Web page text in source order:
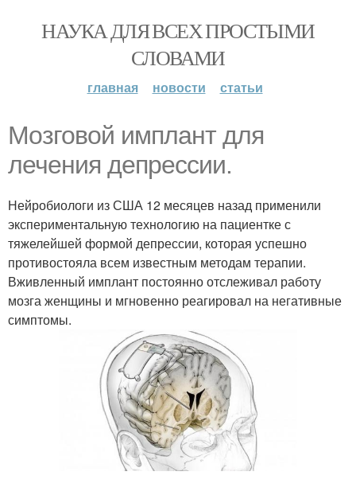
НАУКА ДЛЯ ВСЕХ ПРОСТЫМИ
СЛОВАМИ
главная новости статьи
Мозговой имплант для
лечения депрессии.
Нейробиологи из США 12 месяцев назад применили
экспериментальную технологию на пациентке с
тяжелейшей формой депрессии, которая успешно
противостояла всем известным методам терапии.
Вживленный имплант постоянно отслеживал работу
мозга женщины и мгновенно реагировал на негативные
симптомы.